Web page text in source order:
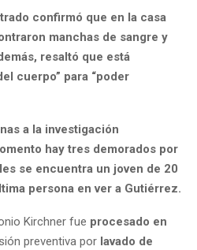
confirmó que en la casa
manchas de sangre y
resaltó que está
cuerpo” para “poder
a la investigación
hay tres demorados por
se encuentra un joven de 20
persona en ver a Gutiérrez.
Kirchner fue procesado en
preventiva por lavado de